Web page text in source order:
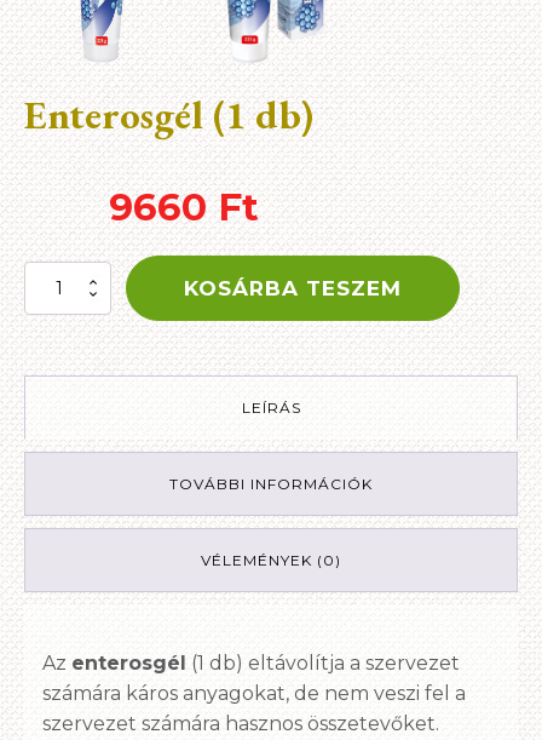
Enterosgél (1 db)
9660Ft
Enterosgél
db)
mennyiség
KOSÁRBA TESZEM
LEÍRÁS
TOVÁBBI INFORMÁCIÓK
VÉLEMÉNYEK (0)
Az enterosgél (1 db) eltávolítja a szervezet
számára káros anyagokat, de nem veszi fel a
szervezet számára hasznos összetevőket.